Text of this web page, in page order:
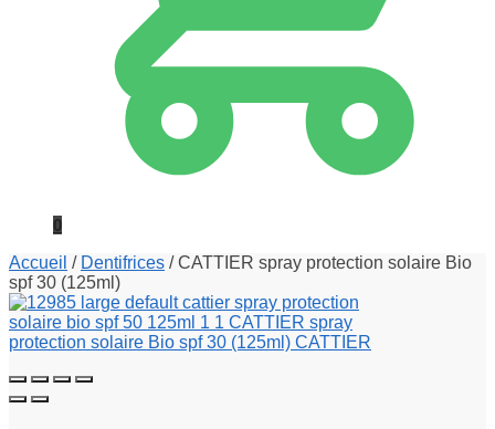
0
Accueil / Dentifrices /CATTIER spray protection solaire Bio
spf 30 (125ml)